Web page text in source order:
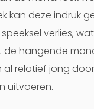
kan deze indruk
verlies,
de hangende
al relatief jong
uitvoeren.